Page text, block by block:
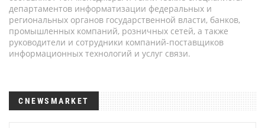
департаментов информатизации федеральных и
региональных органов государственной власти, банков,
промышленных компаний, розничных сетей, а также
руководители и сотрудники компаний-поставщиков
информационных технологий и услуг связи.
CNEWSMARKET